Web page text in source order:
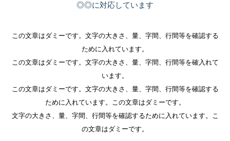
◎◎に対応しています
この文章はダミーです。文字の大きさ、量、字間、行間等を確認する
ために入れています。
この文章はダミーです。文字の大きさ、量、字間、行間等を確入れて
います。
この文章はダミーです。文字の大きさ、量、字間、行間等を確認する
ために入れています。この文章はダミーです。
文字の大きさ、量、字間、行間等を確認するために入れています。こ
の文章はダミーです。